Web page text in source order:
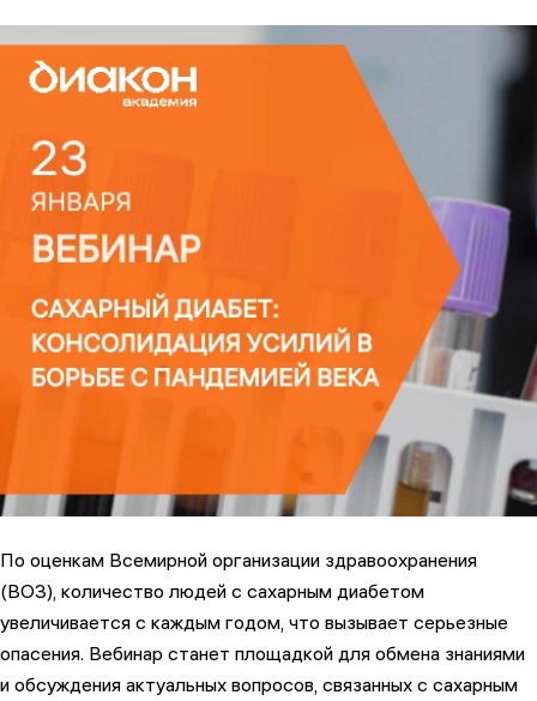
По оценкам Всемирной организации здравоохранения
(ВОЗ), количество людей с сахарным диабетом
увеличивается с каждым годом, что вызывает серьезные
опасения. Вебинар станет площадкой для обмена знаниями
и обсуждения актуальных вопросов, связанных с сахарным